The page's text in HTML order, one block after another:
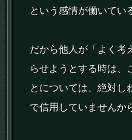
という感情が働いてい
だから他人が「よく考
らせようとする時は、
とについては、絶対し
で信用していませんか